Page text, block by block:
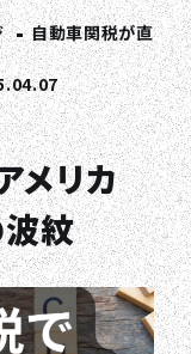
自動車関税が直撃！
メリカ
紋